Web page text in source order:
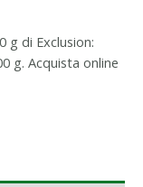
g di Exclusion:
g. Acquista online